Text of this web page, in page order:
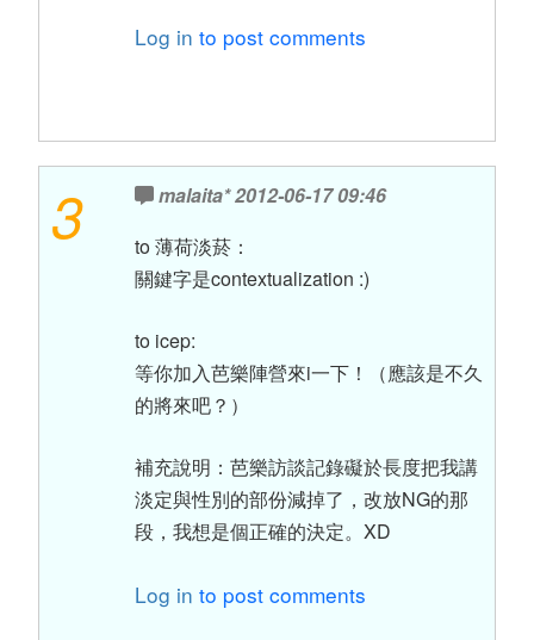
Log in to post comments
3 malaita*2012-06-17 09:46
to 薄荷淡菸：
關鍵字是contextualization :)
to icep:
等你加入芭樂陣營來i一下！（應該是不久
的將來吧？）
補充說明：芭樂訪談記錄礙於長度把我講
淡定與性別的部份減掉了，改放NG的那
段，我想是個正確的決定。XD
Log in to post comments